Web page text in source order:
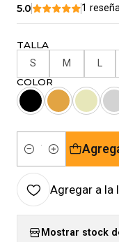
5.0 1
TALLA
S M L
COLOR
Cantidad
Agregar a la
Mostrar stock